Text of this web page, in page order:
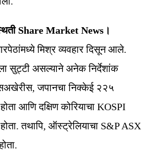
Share Market News।
मिश्र व्यवहार दिसून आले.
सुट्टी असल्याने अनेक निर्देशांक
जपानचा निक्केई २२५
आणि दक्षिण कोरियाचा KOSPI
तथापि, ऑस्ट्रेलियाचा S&P ASX